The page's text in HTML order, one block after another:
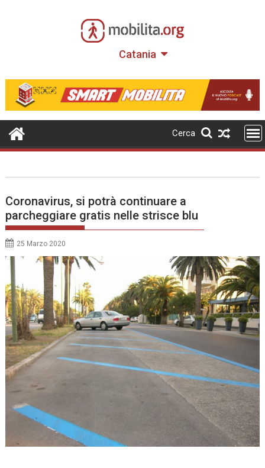
Catania
Cerca
Coronavirus, si potrà continuare a
parcheggiare gratis nelle strisce blu
25 Marzo 2020